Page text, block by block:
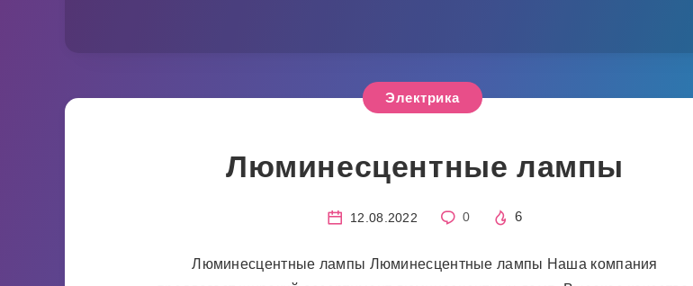
Электрика
Люминесцентные лампы
12.08.2022 0 6
Люминесцентные лампы Люминесцентные лампы Наша компания